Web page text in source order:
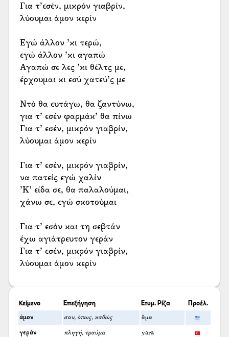
Για τ’εσέν, μικρόν γιαβρίν,
λύουμαι άμον κερίν
Εγώ άλλον ’κι τερώ,
εγώ άλλον ’κι αγαπώ
Αγαπώ σε λες ’κι θέλτς με,
έρχουμαι κι εσύ χατεύ’ς με
Ντό θα ευτάγω, θα ζαντύνω,
για τ’ εσέν φαρμάκ’ θα πίνω
Για τ’ εσέν, μικρόν γιαβρίν,
λύουμαι άμον κερίν
Για τ’ εσέν, μικρόν γιαβρίν,
να πατείς εγώ χαλίν
’Κ’ είδα σε, θα παλαλούμαι,
χάνω σε, εγώ σκοτούμαι
Για τ’ εσόν και τη σεβτάν
έχω αγιάτρευτον γεράν
Για τ’ εσέν, μικρόν γιαβρίν,
λύουμαι άμον κερίν
Κείμενο Επεξήγηση Ετυμ. Ρίζα Προέλ.
άμον σαν, όπως, καθώς ἅμα
γεράν πληγή, τραύμα yara